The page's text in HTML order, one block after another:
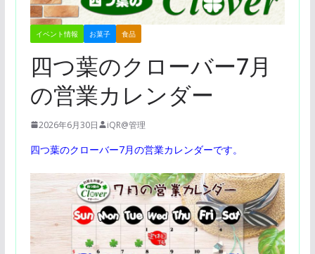
イベント情報 お菓子 食品
四つ葉のクローバー7月
の営業カレンダー
2026年6月30日 iQR@管理
四つ葉のクローバー7月の営業カレンダーです。